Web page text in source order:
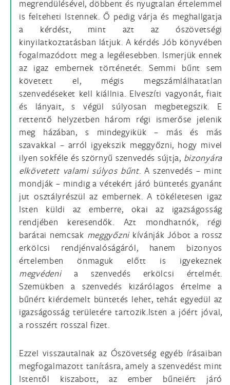
megrendülésével, döbbent és nyugtalan értelemmel
is felteheti Istennek. Ő pedig várja és meghallgatja
a kérdést, mint azt az ószövetségi
kinyilatkoztatásban látjuk. A kérdés Jób könyvében
fogalmazódott meg a legélesebben. Ismerjük ennek
az igaz embernek történetét. Semmi bűnt sem
követett el, mégis megszámlálhatatlan
szenvedéseket kell kiállnia. Elveszíti vagyonát, fiait
és lányait, s végül súlyosan megbetegszik. E
rettentő helyzetben három régi ismerőse jelenik
meg házában, s mindegyikük – más és más
szavakkal – arról igyekszik meggyőzni, hogy mivel
ilyen sokféle és szörnyű szenvedés sújtja, bizonyára
elkövetett valami súlyos bűnt. A szenvedés – mint
mondják – mindig a vétekért járó büntetés gyanánt
jut osztályrészül az embernek. A tökéletesen igaz
Isten küldi az emberre, okai az igazságosság
rendjében keresendők. Azt mondhatnók, régi
barátai nemcsak meggyőznikívánják Jóbot a rossz
erkölcsi rendjénvalóságáról, hanem bizonyos
értelemben önmaguk előtt is igyekeznek
megvédenia szenvedés erkölcsi értelmét.
Szemükben a szenvedés kizárólagos értelme a
bűnért kiérdemelt büntetés lehet, tehát egyedül az
igazságosság területére tartozik.Isten a jóért jóval,
a rosszért rosszal fizet.
Ezzel visszautalnak az Ószövetség egyéb írásaiban
megfogalmazott tanításra, amely a szenvedést mint
Istentől kiszabott, az ember bűneiért járó